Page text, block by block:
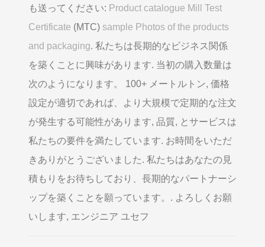
も送ってください: Product catalogue Mill Test
Certificate (MTC) sample Photos of the products
and packaging. 私たちは長期的なビジネス関係
を築くことに興味があります. 当初の購入数量は
次のようになります。 100+ メートルトン, 価格
設定が適切であれば、より大規模で定期的な注文
が発生する可能性があります, 品質, とサービスは
私たちの要件を満たしています. お時間をいただ
きありがとうございました. 私たちはあなたの見
積もりをお待ちしており、長期的なパートナーシ
ップを築くことを願っています。. よろしくお願
いします, エンジニア ユセフ